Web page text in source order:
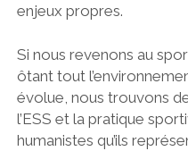
enjeux propres.
Si nous revenons au
ôtant tout
évolue, nous trouvons
l’ESS et la pratique
humanistes qu’ils